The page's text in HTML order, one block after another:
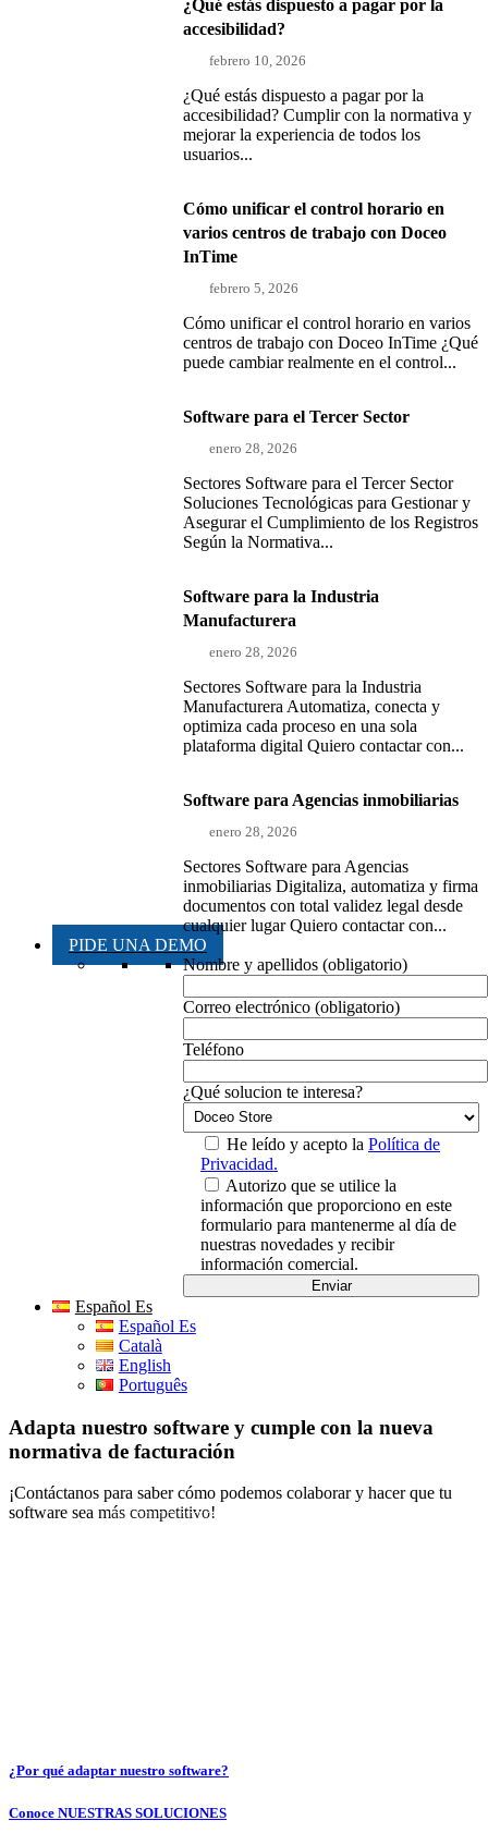
¿Qué estás dispuesto a pagar por la
accesibilidad?
febrero 10, 2026
¿Qué estás dispuesto a pagar por la
accesibilidad? Cumplir con la normativa y
mejorar la experiencia de todos los
usuarios...
Cómo unificar el control horario en
varios centros de trabajo con Doceo
InTime
febrero 5, 2026
Cómo unificar el control horario en varios
centros de trabajo con Doceo InTime ¿Qué
puede cambiar realmente en el control...
Software para el Tercer Sector
enero 28, 2026
Sectores Software para el Tercer Sector
Soluciones Tecnológicas para Gestionar y
Asegurar el Cumplimiento de los Registros
Según la Normativa...
Software para la Industria
Manufacturera
enero 28, 2026
Sectores Software para la Industria
Manufacturera Automatiza, conecta y
optimiza cada proceso en una sola
plataforma digital Quiero contactar con...
Software para Agencias inmobiliarias
enero 28, 2026
Sectores Software para Agencias
inmobiliarias Digitaliza, automatiza y firma
documentos con total validez legal desde
cualquier lugar Quiero contactar con...
PIDE UNA DEMO
Nombre y apellidos (obligatorio)
Correo electrónico (obligatorio)
Teléfono
¿Qué solucion te interesa?
He leído y acepto la Política de
Privacidad.
Autorizo que se utilice la
información que proporciono en este
formulario para mantenerme al día de
nuestras novedades y recibir
información comercial.
Español Es
Español Es
Català
English
Português
Adapta nuestro software y cumple con la nueva
normativa de facturación
¡Contáctanos para saber cómo podemos colaborar y hacer que tu
software sea más competitivo!
¿Por qué adaptar nuestro software?
Conoce NUESTRAS SOLUCIONES